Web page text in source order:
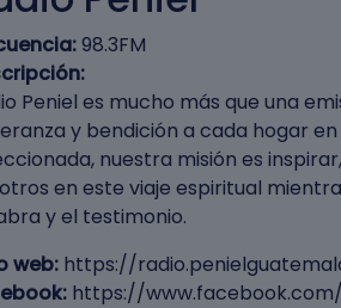
98.3FM
Peniel es mucho más que una
y bendición a cada hogar
nuestra misión es
en este viaje espiritual
y el testimonio.
web: https://
https://